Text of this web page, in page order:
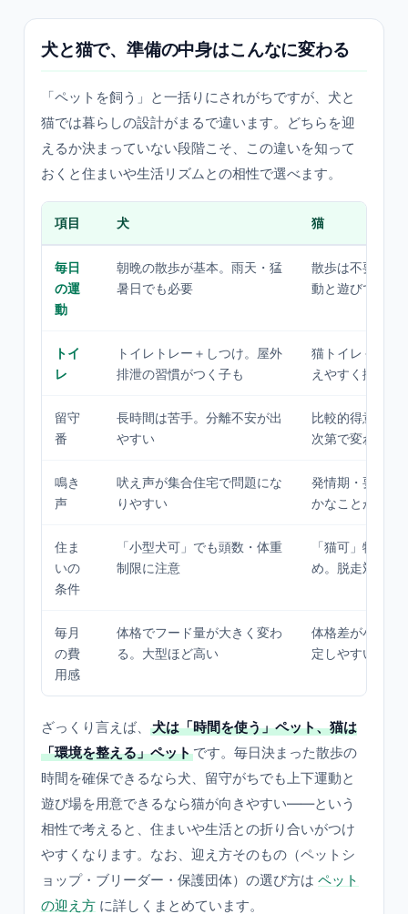
犬と猫で、準備の中身はこんなに変わる
「ペットを飼う」と一括りにされがちですが、犬と
猫では暮らしの設計がまるで違います。どちらを迎
えるか決まっていない段階こそ、この違いを知って
おくと住まいや生活リズムとの相性で選べます。
項目 犬 猫
毎日
の運
動
朝晩の散歩が基本。雨天・猛
暑日でも必要
散歩は不要。室
動と遊びで足り
トイ
レ
トイレトレー＋しつけ。屋外
排泄の習慣がつく子も
猫トイレ＋猫砂
えやすく掃除が
留守
番
長時間は苦手。分離不安が出
やすい
比較的得意だが
次第で変わる
鳴き
声
吠え声が集合住宅で問題にな
りやすい
発情期・要求鳴
かなことが多い
住ま
いの
条件
「小型犬可」でも頭数・体重
制限に注意
「猫可」物件は
め。脱走対策も
毎月
の費
用感
体格でフード量が大きく変わ
る。大型ほど高い
体格差が小さく
定しやすい
ざっくり言えば、
犬は「時間を使う」ペット、猫は
「環境を整える」ペットです。毎日決まった散歩の
時間を確保できるなら犬、留守がちでも上下運動と
遊び場を用意できるなら猫が向きやすい——という
相性で考えると、住まいや生活との折り合いがつけ
やすくなります。なお、迎え方そのもの（ペットシ
ョップ・ブリーダー・保護団体）の選び方は ペット
の迎え方 に詳しくまとめています。